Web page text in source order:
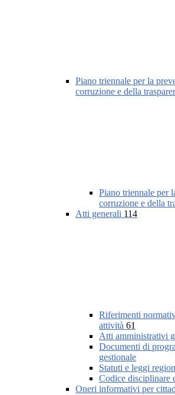
Piano triennale per la
corruzione e della
Piano triennale per
corruzione e della
Atti generali 114
Riferimenti
attività 61
Atti amministrativi
Documenti di
gestionale
Statuti e leggi
Codice disciplinare
Oneri informativi per